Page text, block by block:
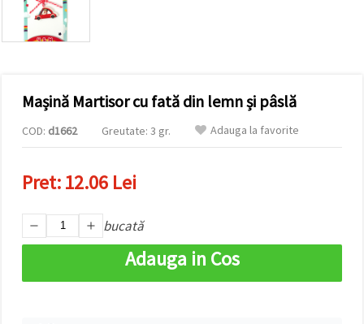
Puteți fi de
acord să
clic pe "pe
site!" Sau să
vă indicați
preferințele
în setări
un tip de
cookie -uri
făcând clic
pe butonul
"Salvați"
Аcceptati
Mașină Martisor cu fată din lemn și pâslă
COD: d1662 Greutate: 3 gr. Adauga la favorite
Pret:12.06 Lei
bucată
Adauga in Cos